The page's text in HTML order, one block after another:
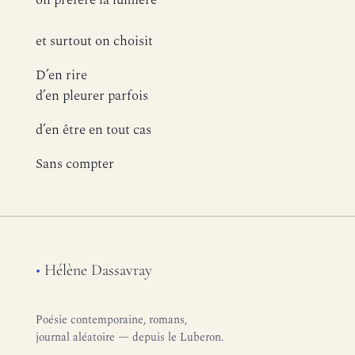
et surtout on choisit
D’en rire
d’en pleurer parfois
d’en être en tout cas
Sans compter
• Hélène Dassavray
Poésie contemporaine, romans,
journal aléatoire — depuis le Luberon.